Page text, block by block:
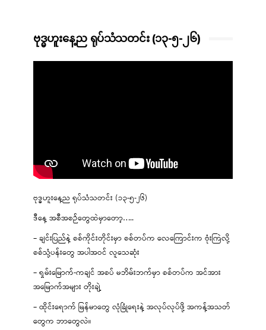
ဗုဒ္ဓဟူးနေ့ည ရုပ်သံသတင်း (၁၃-၅-၂၆)
ဗုဒ္ဓဟူးနေ့ည ရုပ်သံသတင်း (၁၃-၅-၂၆)
ဒီနေ့ အစီအစဉ်တွေထဲမှာတော့…..
– ချင်းပြည်နဲ့ စစ်ကိုင်းတိုင်းမှာ စစ်တပ်က လေကြောင်းက ဗုံးကြဲလို့
စစ်သုံ့ပန်းတွေ အပါအဝင် လူသေဆုံး
– ရှမ်းမြောက်-ကချင် အစပ် မဘိမ်းဘက်မှာ စစ်တပ်က အင်အား
အမြောက်အများ တိုးချဲ့
– ထိုင်းရောက် မြန်မာတွေ လုံခြုံရေးနဲ့ အလုပ်လုပ်ဖို့ အကန့်အသတ်
တွေက ဘာတွေလဲ။